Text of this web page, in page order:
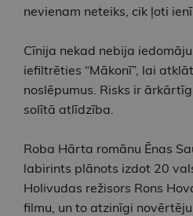
nevienam neteiks, cik ļoti
Cīnija nekad nebija
iefiltrēties “Mākonī”, lai
noslēpumus. Risks ir
solītā atlīdzība.
Roba Hārta romānu Ēnas
labirints plānots izdot 20
Holivudas režisors Rons
filmu, un to atzinīgi